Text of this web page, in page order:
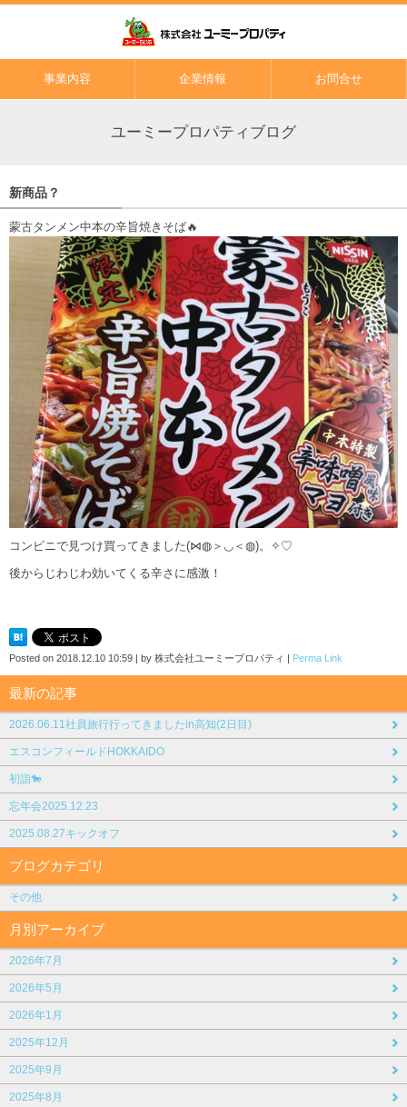
事業内容 企業情報 お問合せ
ユーミープロパティブログ
新商品？
蒙古タンメン中本の辛旨焼きそば🔥
コンビニで見つけ買ってきました(⋈◍＞◡＜◍)。✧♡
後からじわじわ効いてくる辛さに感激！
Posted on 2018.12.10 10:59 by 株式会社ユーミープロパティ Perma Link
最新の記事
2026.06.11社員旅行行ってきましたin高知(2日目)
エスコンフィールドHOKKAIDO
初詣🐎
忘年会2025.12.23
2025.08.27キックオフ
ブログカテゴリ
その他
月別アーカイブ
2026年7月
2026年5月
2026年1月
2025年12月
2025年9月
2025年8月